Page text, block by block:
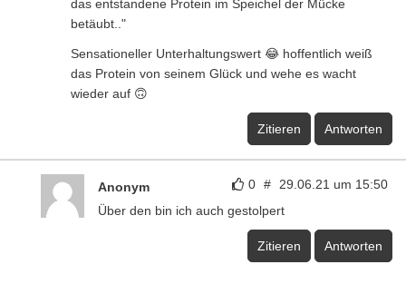
das entstandene Protein im Speichel der Mücke
betäubt.."
Sensationeller Unterhaltungswert 😂 hoffentlich weiß
das Protein von seinem Glück und wehe es wacht
wieder auf 🙃
Zitieren Antworten
0 # 29.06.21 um 15:50
Anonym
Über den bin ich auch gestolpert
Zitieren Antworten